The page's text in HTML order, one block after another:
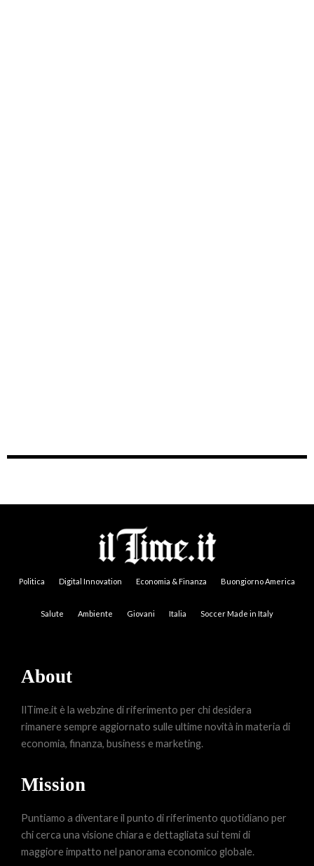
Politica Digital Innovation Economia & Finanza Buongiorno America
Salute Ambiente Giovani Italia Soccer Made in Italy
About
IlTime.it è la webzine di riferimento per chi desidera
rimanere sempre aggiornato sulle ultime novità in materia di
economia, finanza, business e marketing.
Mission
Puntiamo a diventare il punto di riferimento quotidiano per
chi cerca una visione chiara e dettagliata sui temi di
maggiore impatto nel panorama economico globale.